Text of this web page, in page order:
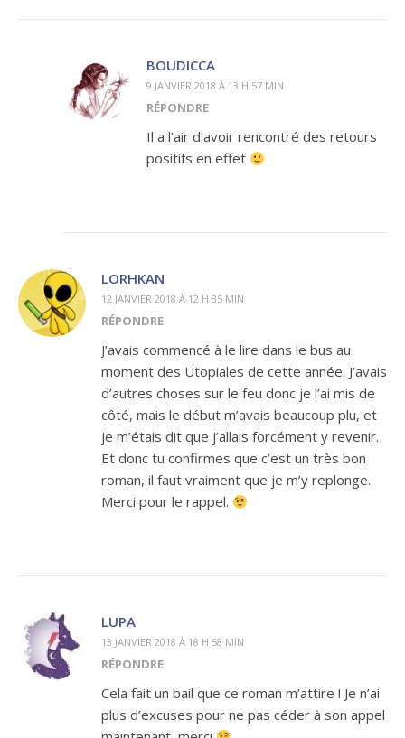
BOUDICCA
9 JANVIER 2018 À 13 H 57 MIN
RÉPONDRE
Il a l’air d’avoir rencontré des retours
positifs en effet
LORHKAN
12 JANVIER 2018 À 12 H 35 MIN
RÉPONDRE
J’avais commencé à le lire dans le bus au
moment des Utopiales de cette année. J’avais
d’autres choses sur le feu donc je l’ai mis de
côté, mais le début m’avais beaucoup plu, et
je m’étais dit que j’allais forcément y revenir.
Et donc tu confirmes que c’est un très bon
roman, il faut vraiment que je m’y replonge.
Merci pour le rappel.
LUPA
13 JANVIER 2018 À 18 H 58 MIN
RÉPONDRE
Cela fait un bail que ce roman m’attire ! Je n’ai
plus d’excuses pour ne pas céder à son appel